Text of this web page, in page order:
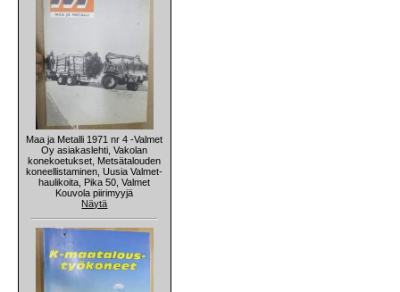
Maa ja Metalli 1971 nr 4 -Valmet
Oy asiakaslehti, Vakolan
konekoetukset, Metsätalouden
koneellistaminen, Uusia Valmet-
haulikoita, Pika 50, Valmet
Kouvola piirimyyjä
Näytä